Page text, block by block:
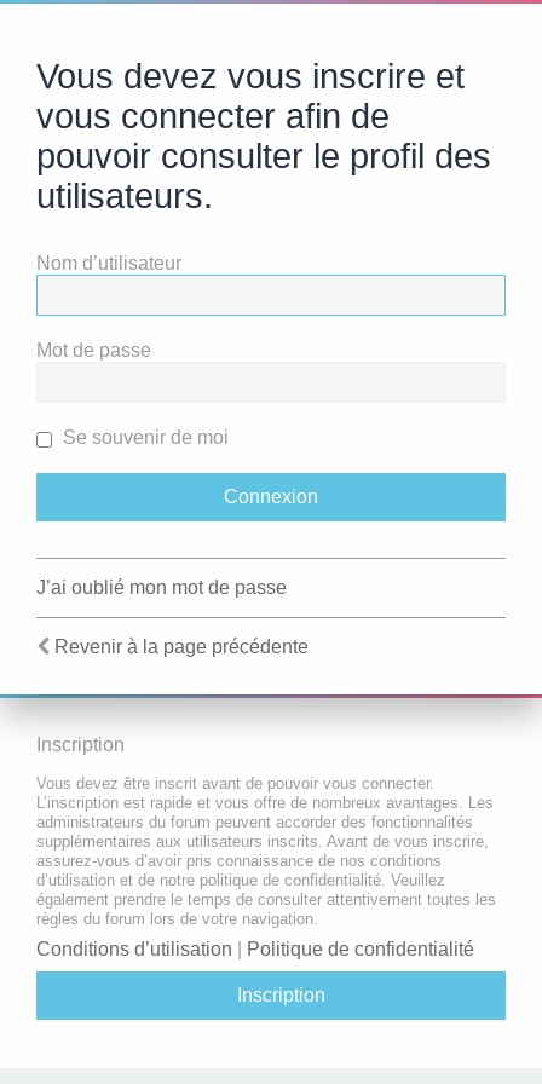
Vous devez vous inscrire et
vous connecter afin de
pouvoir consulter le profil des
utilisateurs.
Nom d’utilisateur
Mot de passe
Se souvenir de moi
J’ai oublié mon mot de passe
Revenir à la page précédente
Inscription
Vous devez être inscrit avant de pouvoir vous connecter.
L’inscription est rapide et vous offre de nombreux avantages. Les
administrateurs du forum peuvent accorder des fonctionnalités
supplémentaires aux utilisateurs inscrits. Avant de vous inscrire,
assurez-vous d’avoir pris connaissance de nos conditions
d’utilisation et de notre politique de confidentialité. Veuillez
également prendre le temps de consulter attentivement toutes les
règles du forum lors de votre navigation.
Conditions d’utilisation Politique de confidentialité
Inscription